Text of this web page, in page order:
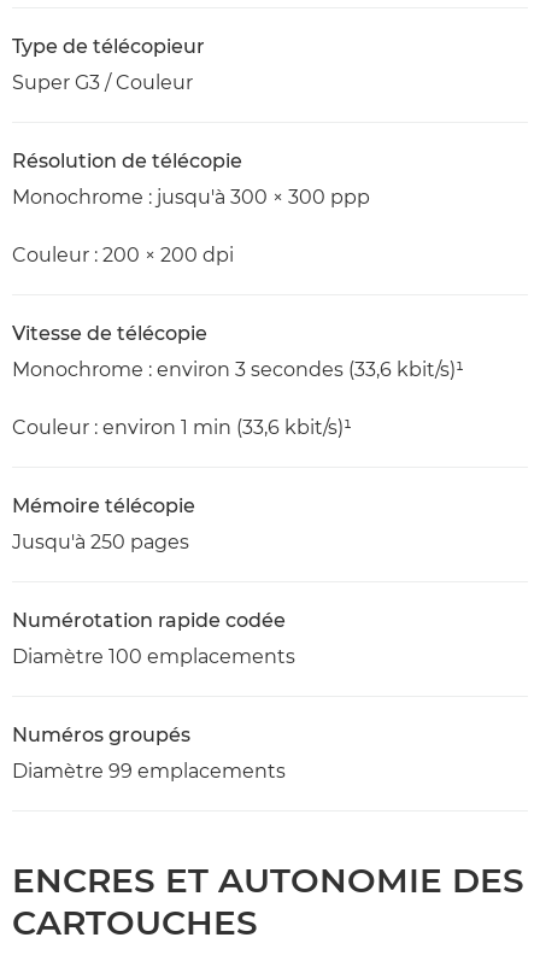
Type de télécopieur
Super G3 / Couleur
Résolution de télécopie
Monochrome : jusqu'à 300 × 300 ppp
Couleur : 200 × 200 dpi
Vitesse de télécopie
Monochrome : environ 3 secondes (33,6 kbit/s)¹
Couleur : environ 1 min (33,6 kbit/s)¹
Mémoire télécopie
Jusqu'à 250 pages
Numérotation rapide codée
Diamètre 100 emplacements
Numéros groupés
Diamètre 99 emplacements
ENCRES ET AUTONOMIE DES
CARTOUCHES